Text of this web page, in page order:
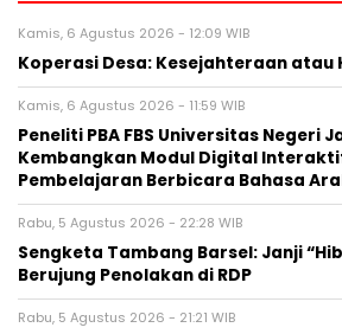
Kamis, 6 Agustus 2026 - 12:09 WIB
Koperasi Desa: Kesejahteraan atau
Kamis, 6 Agustus 2026 - 11:59 WIB
Peneliti PBA FBS Universitas Negeri
Kembangkan Modul Digital
Pembelajaran Berbicara Bahasa
Rabu, 5 Agustus 2026 - 22:28 WIB
Sengketa Tambang Barsel: Janji
Berujung Penolakan di RDP
Rabu, 5 Agustus 2026 - 21:21 WIB